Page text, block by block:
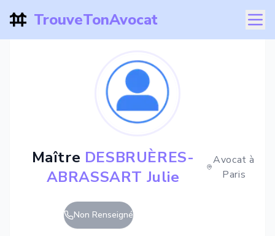
TrouveTonAvocat
Maître DESBRUÈRES-
ABRASSART Julie
Avocat à
Paris
Non Renseigné